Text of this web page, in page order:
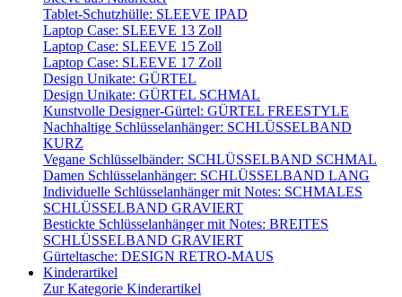
Tablet-Schutzhülle: SLEEVE IPAD
Laptop Case: SLEEVE 13 Zoll
Laptop Case: SLEEVE 15 Zoll
Laptop Case: SLEEVE 17 Zoll
Design Unikate: GÜRTEL
Design Unikate: GÜRTEL SCHMAL
Kunstvolle Designer-Gürtel: GÜRTEL FREESTYLE
Nachhaltige Schlüsselanhänger: SCHLÜSSELBAND
KURZ
Vegane Schlüsselbänder: SCHLÜSSELBAND SCHMAL
Damen Schlüsselanhänger: SCHLÜSSELBAND LANG
Individuelle Schlüsselanhänger mit Notes: SCHMALES
SCHLÜSSELBAND GRAVIERT
Bestickte Schlüsselanhänger mit Notes: BREITES
SCHLÜSSELBAND GRAVIERT
Gürteltasche: DESIGN RETRO-MAUS
Kinderartikel
Zur Kategorie Kinderartikel